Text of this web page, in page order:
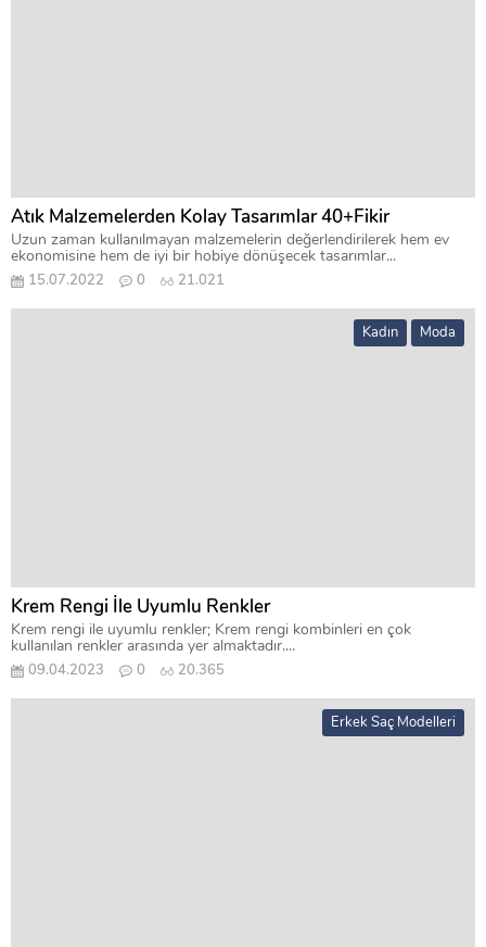
Atık Malzemelerden Kolay Tasarımlar 40+Fikir
Uzun zaman kullanılmayan malzemelerin değerlendirilerek hem ev
ekonomisine hem de iyi bir hobiye dönüşecek tasarımlar...
15.07.2022 0 21.021
Kadın Moda
Krem Rengi İle Uyumlu Renkler
Krem rengi ile uyumlu renkler; Krem rengi kombinleri en çok
kullanılan renkler arasında yer almaktadır....
09.04.2023 0 20.365
Erkek Saç Modelleri